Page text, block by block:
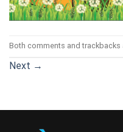
Both comments and trackbacks
Next →